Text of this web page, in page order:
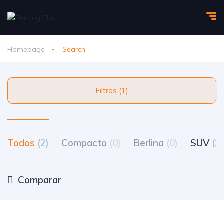
Homepage Search
Filtros (1)
Todos (2) Compacto (0) Berlina (0) SUV (2)
Comparar